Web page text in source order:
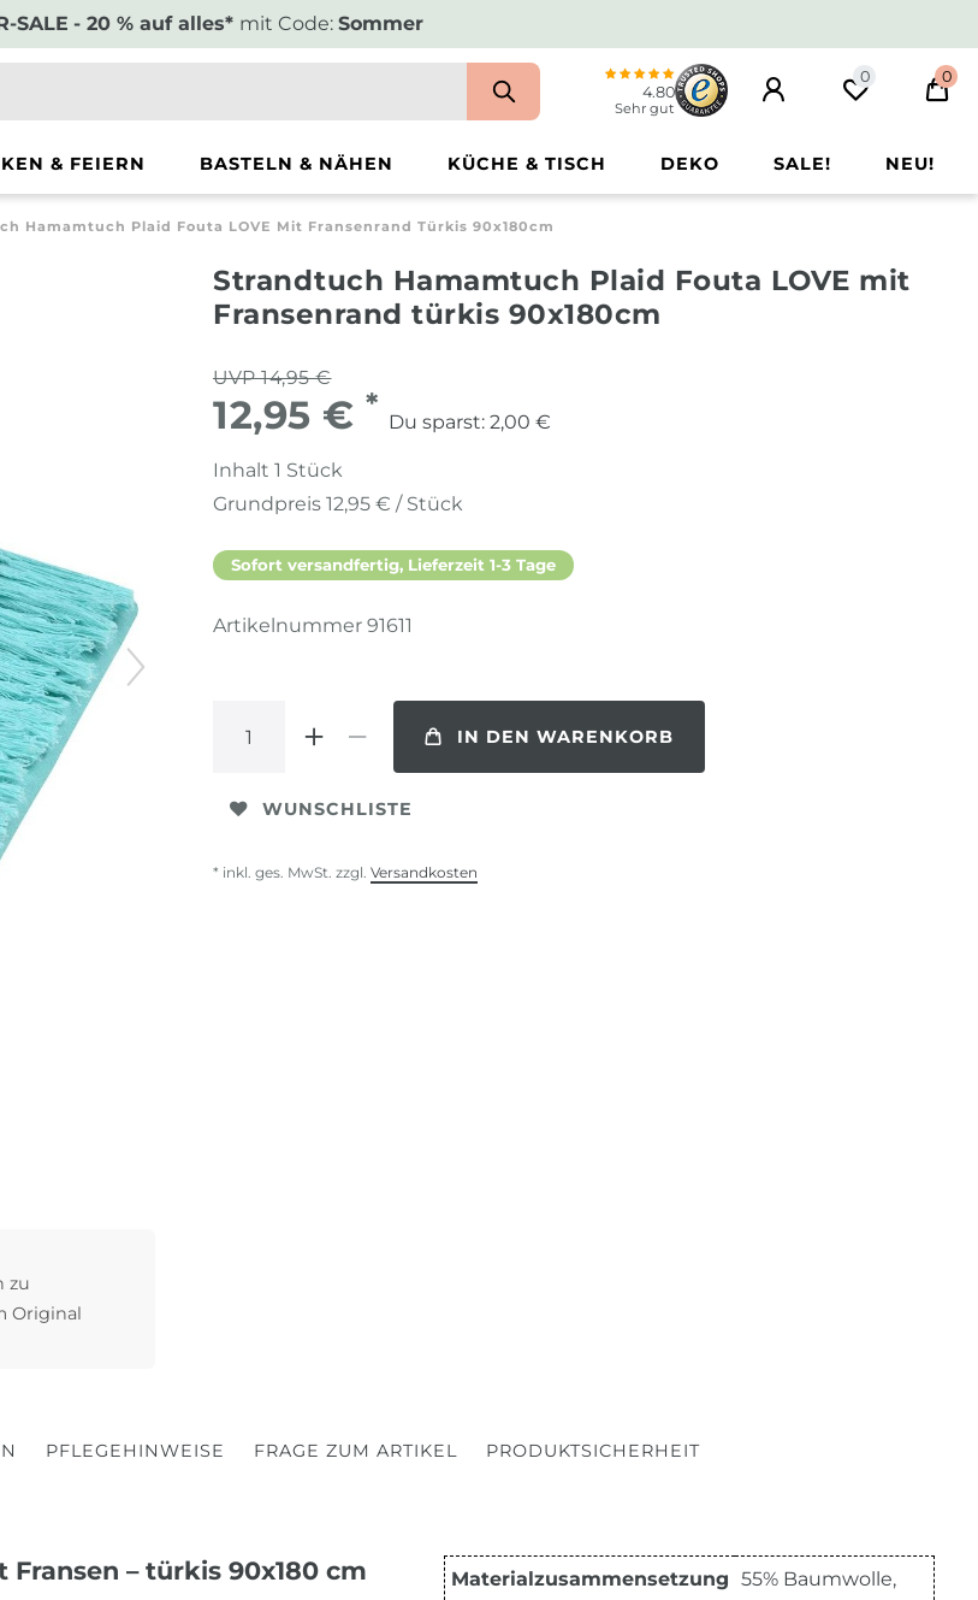
SALE - 20 % auf alles* mit Code: Sommer
4.80
Sehr gut
0 0
& FEIERN BASTELN & NÄHEN KÜCHE & TISCH DEKO SALE! NEU!
Hamamtuch Plaid Fouta LOVE Mit Fransenrand Türkis 90x180cm
zu
Original
Strandtuch Hamamtuch Plaid Fouta LOVE mit
Fransenrand türkis 90x180cm
UVP 14,95 €
12,95 € *
Du sparst: 2,00 €
Inhalt 1 Stück
Grundpreis 12,95 € / Stück
Sofort versandfertig, Lieferzeit 1-3 Tage
Artikelnummer 91611
IN DEN WARENKORB
WUNSCHLISTE
* inkl. ges. MwSt. zzgl. Versandkosten
PFLEGEHINWEISE FRAGE ZUM ARTIKEL PRODUKTSICHERHEIT
– türkis 90x180 cm Materialzusammensetzung 55% Baumwolle,